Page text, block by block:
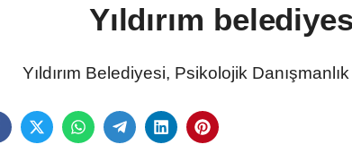
Yıldırım
Yıldırım Belediyesi, Psikolojik